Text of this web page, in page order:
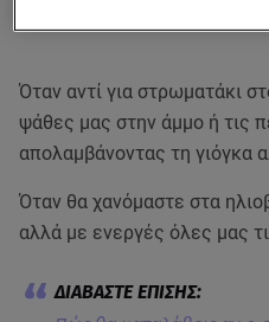
Όταν αντί για στρωματάκι
ψάθες μας στην άμμο ή τις
απολαμβάνοντας τη γιόγκα
Όταν θα χανόμαστε στα
αλλά με ενεργές όλες μας